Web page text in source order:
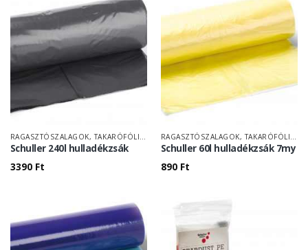
Schuller 240l hulladékzsák
3390 Ft
Schuller 60l hulladékzsák 7my
890 Ft